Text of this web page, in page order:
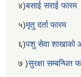
४)बसाई सराई फारम
५)मृतु दर्ता फारम
६)पशु सेवा शाखाको
७ )सुरक्षा सम्बन्धित